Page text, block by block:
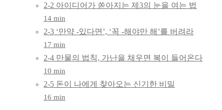
2-2 아이디어가 쏟아지는 제3의 눈을 여는 법
14 min
2-3 ‘만약 -있다면’, ‘꼭 -해야만 해’를 버려라
17 min
2-4 만물의 법칙, 가난을 채우면 복이 들어온다
10 min
2-5 돈이 나에게 찾아오는 신기한 비밀
16 min